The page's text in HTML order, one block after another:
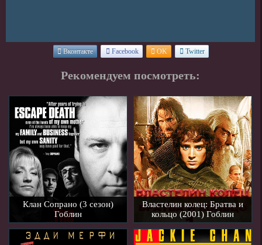
Вконтакте Facebook OK Twitter
Рекомендуем посмотреть:
Клан Сопрано (3 сезон)
Гоблин
Властелин колец: Братва и
кольцо (2001) Гоблин